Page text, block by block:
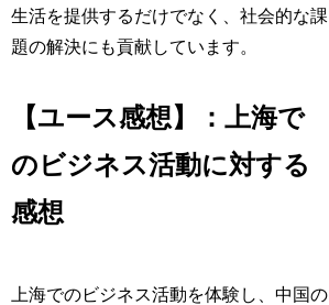
生活を提供するだけでなく、社会的な課
題の解決にも貢献しています。
【ユース感想】：上海で
のビジネス活動に対する
感想
上海でのビジネス活動を体験し、中国の